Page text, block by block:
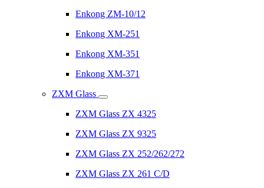
Enkong ZM-10/12
Enkong XM-251
Enkong XM-351
Enkong XM-371
ZXM Glass
ZXM Glass ZX 4325
ZXM Glass ZX 9325
ZXM Glass ZX 252/262/272
ZXM Glass ZX 261 C/D